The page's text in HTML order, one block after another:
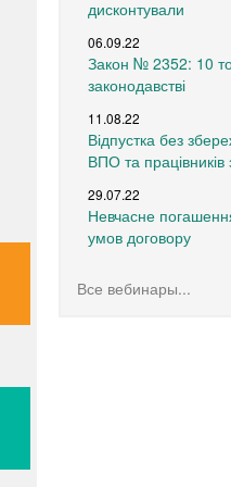
дисконтували
06.09.22
Закон № 2352: 10
законодавстві
11.08.22
Відпустка без
ВПО та
29.07.22
Невчасне
умов договору
Безоплатні
Все вебинары...